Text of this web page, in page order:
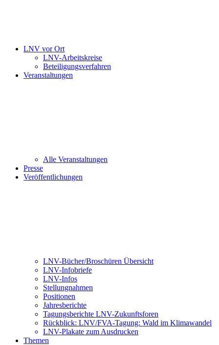
LNV vor Ort
LNV-Arbeitskreise
Beteiligungsverfahren
Veranstaltungen
Alle Veranstaltungen
Presse
Veröffentlichungen
LNV-Bücher/Broschüren Übersicht
LNV-Infobriefe
LNV-Infos
Stellungnahmen
Positionen
Jahresberichte
Tagungsberichte LNV-Zukunftsforen
Rückblick: LNV/FVA-Tagung: Wald im Klimawandel
LNV-Plakate zum Ausdrucken
Themen